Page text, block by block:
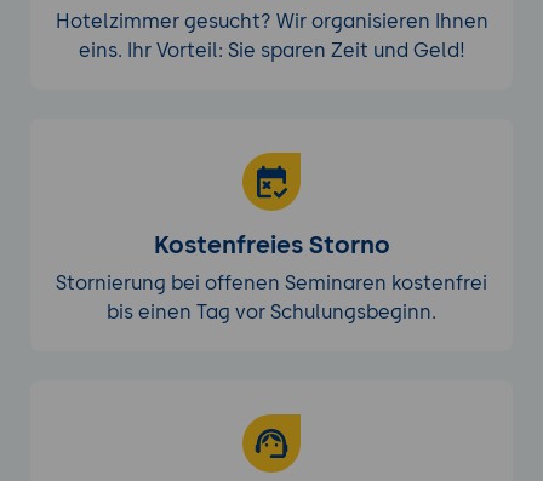
Hotelzimmer gesucht? Wir organisieren Ihnen
eins. Ihr Vorteil: Sie sparen Zeit und Geld!
Kostenfreies Storno
Stornierung bei offenen Seminaren kostenfrei
bis einen Tag vor Schulungsbeginn.